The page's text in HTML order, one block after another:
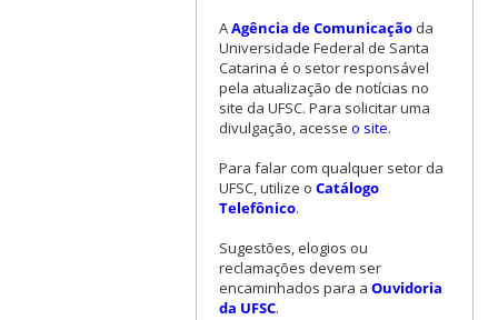
AAgência de Comunicaçãoda
Universidade Federal de Santa
Catarina é o setor responsável
pela atualização de notícias no
site da UFSC. Para solicitar uma
divulgação, acesse o site.
Para falar com qualquer setor da
UFSC, utilize o Catálogo
Telefônico.
Sugestões, elogios ou
reclamações devem ser
encaminhados para a Ouvidoria
da UFSC.